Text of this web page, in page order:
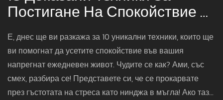
Постигане На Спокойствие В
Ежедневието
Е, днес ще ви разкажа за 10 уникални техники, които ще
ви помогнат да усетите спокойствие във вашия
напрегнат ежедневен живот. Чудите се как? Ами, със
смех, разбира се! Представете си, че се прокарвате
през гъстотата на стреса като нинджа в мъгла! Ако тази